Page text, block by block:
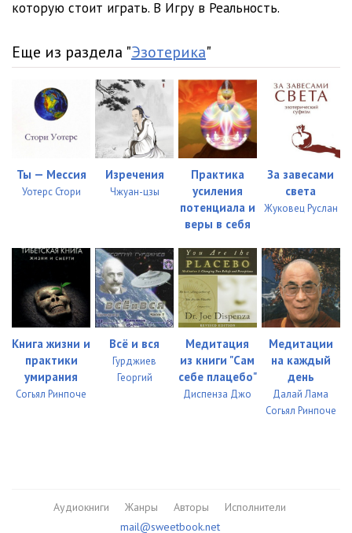
17. Книга1-Часть1-Глава 17--
18. Книга 2-Часть 2. ТВОРЕЦ -Глава 18--
20. Книга 2-Часть 2. ТВОРЕЦ -Глава 20-- 54:17
21. Книга 2-Часть 2. ТВОРЕЦ -Глава 21-- 42:33
22. Книга 2-Часть 2. ТВОРЕЦ -- ЭПИЛОГ-- 04:52
которую стоит играть. В Игру в Реальность.
Еще из раздела "Эзотерика"
Ты — Мессия
Уотерс Стори
Изречения
Чжуан-цзы
Практика
усиления
потенциала и
веры в себя
За завесами
света
Жуковец Руслан
Книга жизни и
практики
умирания
Согьял Ринпоче
Всё и вся
Гурджиев
Георгий
Медитация
из книги "Сам
себе плацебо"
Диспенза Джо
Медитации
на каждый
день
Далай Лама
Согьял Ринпоче
Аудиокниги Жанры Авторы
Исполнители
mail@sweetbook.net